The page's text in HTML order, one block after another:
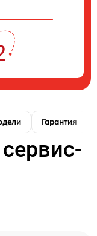
Гарантия